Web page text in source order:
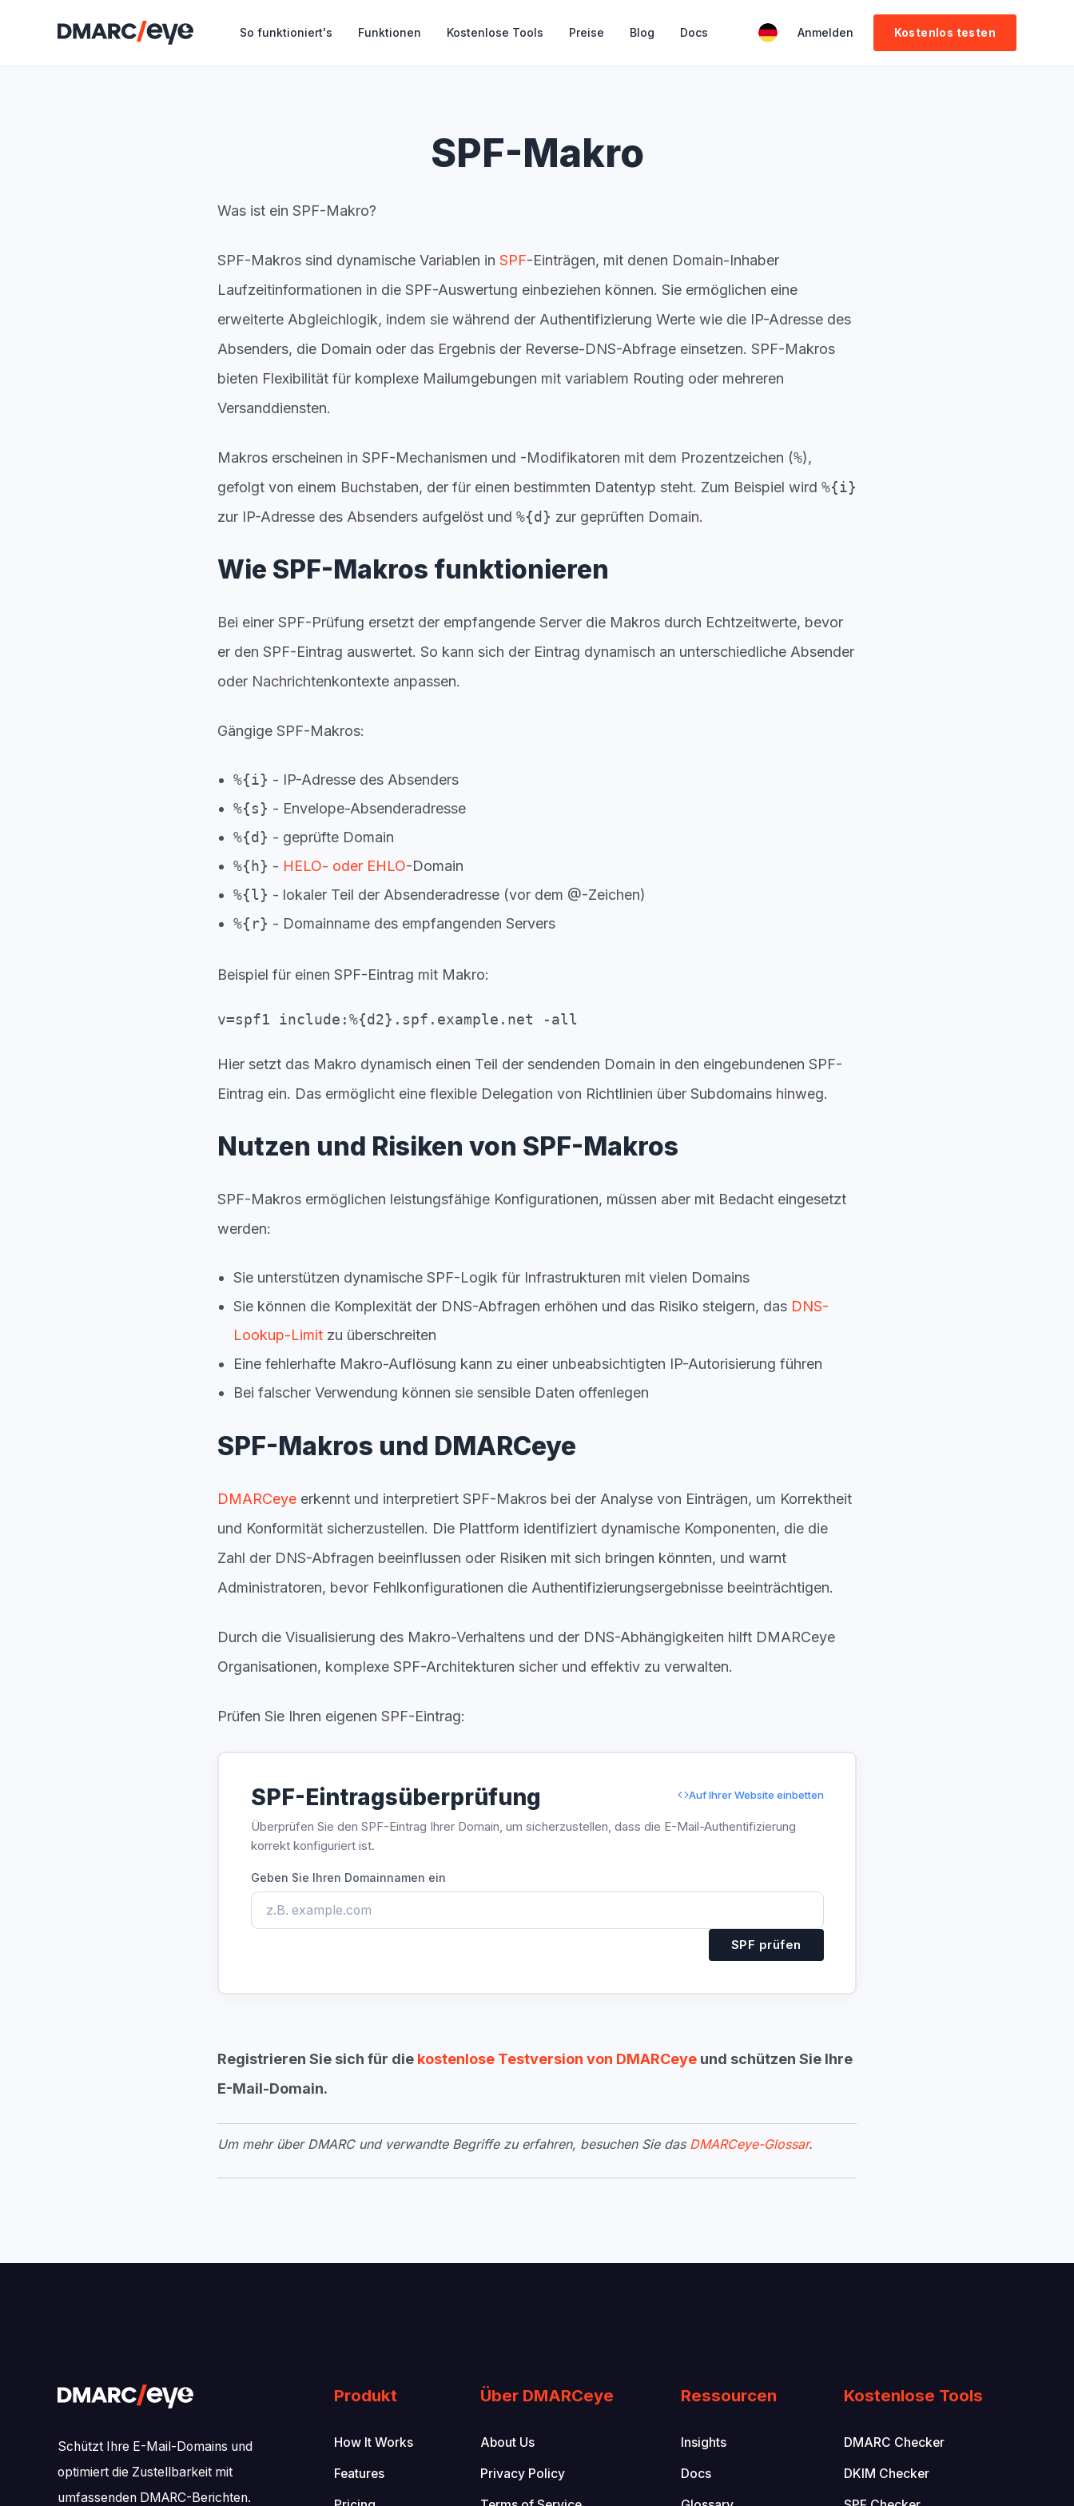
So funktioniert's Funktionen Kostenlose Tools Preise Blog Docs Anmelden Kostenlos testen
SPF-Makro
Was ist ein SPF-Makro?
SPF-Makros sind dynamische Variablen in SPF-Einträgen, mit denen Domain-Inhaber
Laufzeitinformationen in die SPF-Auswertung einbeziehen können. Sie ermöglichen eine
erweiterte Abgleichlogik, indem sie während der Authentifizierung Werte wie die IP-Adresse des
Absenders, die Domain oder das Ergebnis der Reverse-DNS-Abfrage einsetzen. SPF-Makros
bieten Flexibilität für komplexe Mailumgebungen mit variablem Routing oder mehreren
Versanddiensten.
Makros erscheinen in SPF-Mechanismen und -Modifikatoren mit dem Prozentzeichen (%),
gefolgt von einem Buchstaben, der für einen bestimmten Datentyp steht. Zum Beispiel wird %{i}
zur IP-Adresse des Absenders aufgelöst und %{d} zur geprüften Domain.
Wie SPF-Makros funktionieren
Bei einer SPF-Prüfung ersetzt der empfangende Server die Makros durch Echtzeitwerte, bevor
er den SPF-Eintrag auswertet. So kann sich der Eintrag dynamisch an unterschiedliche Absender
oder Nachrichtenkontexte anpassen.
Gängige SPF-Makros:
%{i} - IP-Adresse des Absenders
%{s} - Envelope-Absenderadresse
%{d} - geprüfte Domain
%{h} - HELO- oder EHLO-Domain
%{l} - lokaler Teil der Absenderadresse (vor dem @-Zeichen)
%{r} - Domainname des empfangenden Servers
Beispiel für einen SPF-Eintrag mit Makro:
v=spf1 include:%{d2}.spf.example.net -all
Hier setzt das Makro dynamisch einen Teil der sendenden Domain in den eingebundenen SPF-
Eintrag ein. Das ermöglicht eine flexible Delegation von Richtlinien über Subdomains hinweg.
Nutzen und Risiken von SPF-Makros
SPF-Makros ermöglichen leistungsfähige Konfigurationen, müssen aber mit Bedacht eingesetzt
werden:
Sie unterstützen dynamische SPF-Logik für Infrastrukturen mit vielen Domains
Sie können die Komplexität der DNS-Abfragen erhöhen und das Risiko steigern, das DNS-
Lookup-Limitzu überschreiten
Eine fehlerhafte Makro-Auflösung kann zu einer unbeabsichtigten IP-Autorisierung führen
Bei falscher Verwendung können sie sensible Daten offenlegen
SPF-Makros und DMARCeye
DMARCeye erkennt und interpretiert SPF-Makros bei der Analyse von Einträgen, um Korrektheit
und Konformität sicherzustellen. Die Plattform identifiziert dynamische Komponenten, die die
Zahl der DNS-Abfragen beeinflussen oder Risiken mit sich bringen könnten, und warnt
Administratoren, bevor Fehlkonfigurationen die Authentifizierungsergebnisse beeinträchtigen.
Durch die Visualisierung des Makro-Verhaltens und der DNS-Abhängigkeiten hilft DMARCeye
Organisationen, komplexe SPF-Architekturen sicher und effektiv zu verwalten.
Prüfen Sie Ihren eigenen SPF-Eintrag:
SPF-Eintragsüberprüfung Auf Ihrer Website einbetten
Überprüfen Sie den SPF-Eintrag Ihrer Domain, um sicherzustellen, dass die E-Mail-Authentifizierung
korrekt konfiguriert ist.
Geben Sie Ihren Domainnamen ein
SPF prüfen
Registrieren Sie sich für die kostenlose Testversion von DMARCeye und schützen Sie Ihre
E-Mail-Domain.
Um mehr über DMARC und verwandte Begriffe zu erfahren, besuchen Sie das DMARCeye-Glossar.
Schützt Ihre E-Mail-Domains und
optimiert die Zustellbarkeit mit
umfassenden DMARC-Berichten.
Produkt
How It Works
Features
Über DMARCeye
About Us
Privacy Policy
Ressourcen
Insights
Docs
Kostenlose Tools
DMARC Checker
DKIM Checker